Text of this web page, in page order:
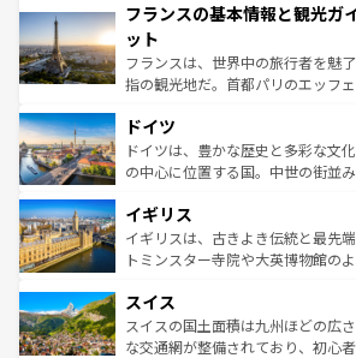
ませてくれるイタリアで、忘れら
なお、新着のイタリア情報は
しい。
文化が根付くこの国では、情熱的
れる闘牛、そして美味しいタパス
る。首都マドリードの洗練された
アートに溢れた街角から、地方で
せる。地方によって風土や気候が
性で訪れる人
ンテンツ一覧を参照してほしい。
フランスの基本情報と観光ガ
ット
フランスは、世界中の旅行者を魅
指の観光地だ。首都パリのエッフ
で、幅広い魅力が詰まっている。
聖堂、美しいビーチ、そして豊か
から魅了する。また、フランスは
いる。シャンパンの発祥地である
香り高いラベンダー畑など、多彩
らに、パリ以外の地域にも魅力が
れる地方に足を運ぶとそれぞれで
きるだろう。 なお、新着のフ
を参照してほしい。
ドイツ
ドイツは、豊かな歴史と多彩な文
の中心に位置する国。中世の街並
顔を持つこの国は、どこを歩いて
ルリンの文化的活気、バイエルン
してライン川沿いのワイン畑とい
は、お酒好きな人にはぜひ体験してほしい。
ドイツ情報はコンテンツ一覧を参
イギリス
イギリスは、古きよき伝統と最先
トミンスター寺院や大英博物館の
リアごとに異なる魅力がある。ま
ティー、ビール好きにはたまらな
戦など、本場だからこそできる体
スイス
スイスの国土面積は九州ほどの広
な交通網が整備されており、初心